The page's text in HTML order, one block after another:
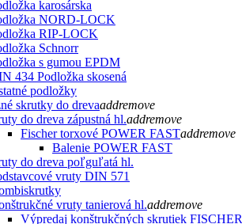
karosárska
NORD-LOCK
RIP-LOCK
Schnorr
s gumou EPDM
434 Podložka skosená
podložky
skrutky do drevaaddremove
do dreva zápustná hl.addremove
Fischer torxové POWER FASTaddremove
Balenie POWER FAST
do dreva poľguľatá hl.
vruty DIN 571
vruty tanierová hl.addremove
Výpredaj konštrukčných skrutiek FISCHER